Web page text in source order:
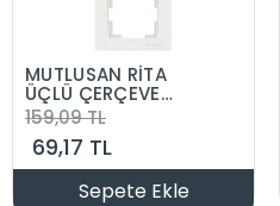
MUTLUSAN RİTA
ÜÇLÜ ÇERÇEVE
DİKEY
159,09 TL
69,17 TL
Sepete Ekle